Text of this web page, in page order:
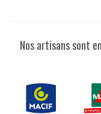
Nos artisans sont